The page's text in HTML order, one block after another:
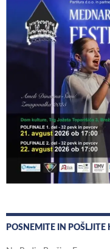
POSNEMITE IN POŠLJITE